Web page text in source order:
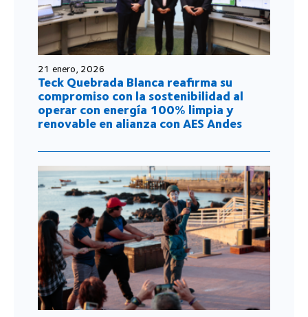
21 enero, 2026
Teck Quebrada Blanca reafirma su
compromiso con la sostenibilidad al
operar con energía 100% limpia y
renovable en alianza con AES Andes